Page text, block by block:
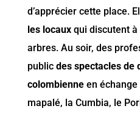
d’apprécier cette place.
les locauxqui discutent à
arbres. Au soir, des
public des spectacles de
colombienneen échange
mapalé, la Cumbia, le